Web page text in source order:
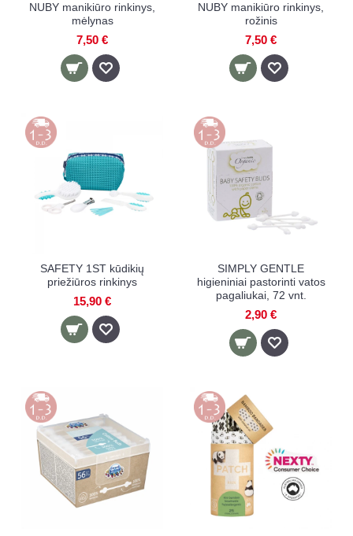
NUBY manikiūro rinkinys,
mėlynas
7,50 €
NUBY manikiūro rinkinys,
rožinis
7,50 €
SAFETY 1ST kūdikių
priežiūros rinkinys
15,90 €
SIMPLY GENTLE
higieniniai pastorinti vatos
pagaliukai, 72 vnt.
2,90 €